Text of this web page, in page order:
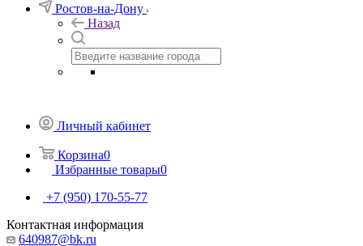
Ростов-на-Дону
Назад
Личный кабинет
Корзина0
Избранные товары0
+7 (950) 170-55-77
Контактная информация
640987@bk.ru